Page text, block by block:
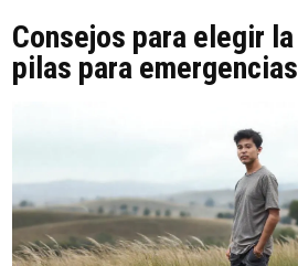
Consejos para elegir la
pilas para emergencias